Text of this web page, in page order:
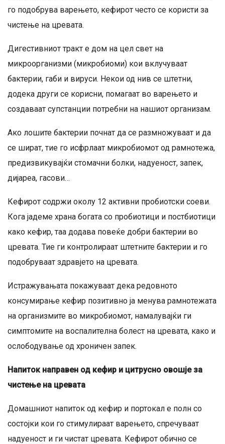
го подобрува варењето, кефирот често се користи за
чистење на цревата.
Дигестивниот тракт е дом на цел свет на
микроорганизми (микробиоми) кои вклучуваат
бактерии, габи и вируси. Некои од нив се штетни,
додека други се корисни, помагаат во варењето и
создаваат супстанции потребни на нашиот организам.
Ако лошите бактерии почнат да се размножуваат и да
се шират, тие го исфрлаат микробиомот од рамнотежа,
предизвикувајќи стомачни болки, надуеност, запек,
дијареа, гасови…
Кефирот содржи околу 12 активни пробиотски соеви.
Кога јадеме храна богата со пробиотици и постбиотици
како кефир, таа додава повеќе добри бактерии во
цревата. Тие ги контролираат штетните бактерии и го
подобруваат здравјето на цревата.
Истражувањата покажуваат дека редовното
консумирање кефир позитивно ја менува рамнотежата
на организмите во микробиомот, намалувајќи ги
симптомите на воспалителна болест на цревата, како и
ослободување од хроничен запек.
Напиток направен од кефир и цитрусно овошје за
чистење на цревата
Домашниот напиток од кефир и портокал е полн со
состојки кои го стимулираат варењето, спречуваат
надуеност и ги чистат цревата. Кефирот обично се